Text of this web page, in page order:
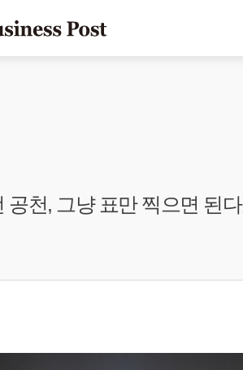
천, 그냥 표만 찍으면 된